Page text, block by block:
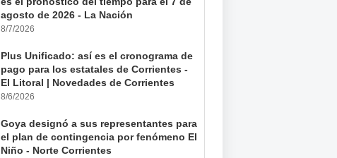
agosto de 2026 - La Nación
8/7/2026
Plus Unificado: así es el cronograma de
pago para los estatales de Corrientes -
El Litoral | Novedades de Corrientes
8/6/2026
Goya designó a sus representantes para
el plan de contingencia por fenómeno El
Niño - Norte Corrientes